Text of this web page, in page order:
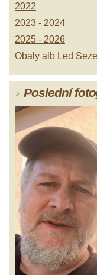
2022
2023 - 2024
2025 - 2026
Obaly alb Led
Poslední